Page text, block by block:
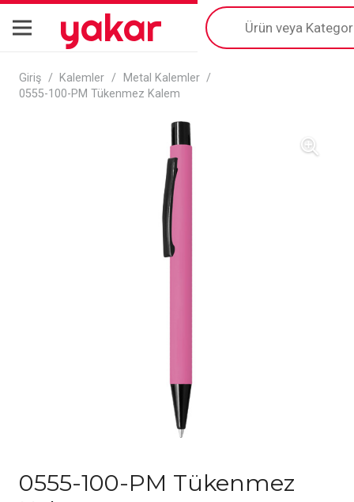
yakar
Products
search
Giriş / Kalemler / Metal Kalemler /
0555-100-PM Tükenmez Kalem
0555-100-PM Tükenmez